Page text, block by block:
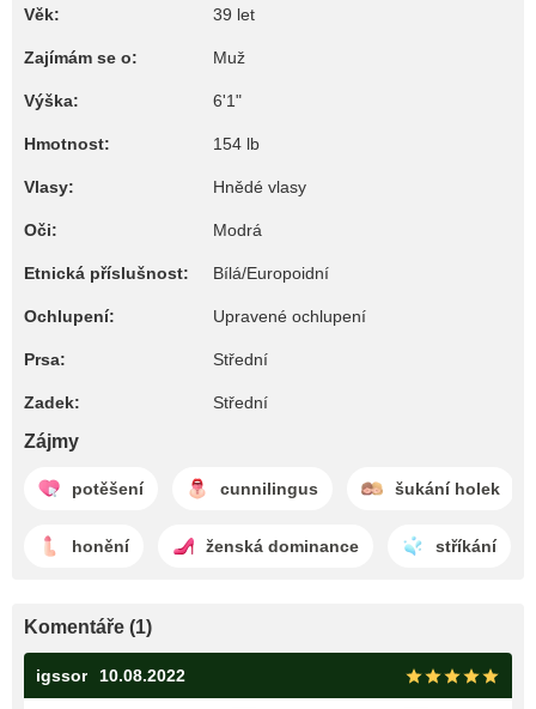
Věk: 39 let
Zajímám se o: Muž
Výška: 6'1"
Hmotnost: 154 lb
Vlasy: Hnědé vlasy
Oči: Modrá
Etnická příslušnost: Bílá/Europoidní
Ochlupení: Upravené ochlupení
Prsa: Střední
Zadek: Střední
Zájmy
potěšení cunnilingus šukání holek
honění ženská dominance stříkání
Komentáře (1)
igssor 10.08.2022